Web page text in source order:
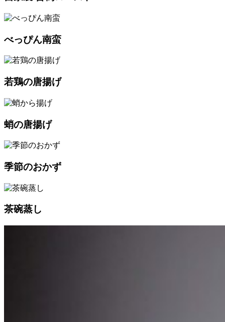
べっぴん南蛮
若鶏の唐揚げ
蛸の唐揚げ
季節のおかず
茶碗蒸し